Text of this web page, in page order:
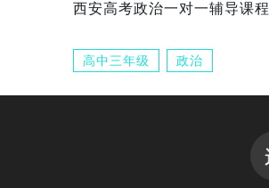
西安高考政治一对一辅导课程
高中三年级 政治